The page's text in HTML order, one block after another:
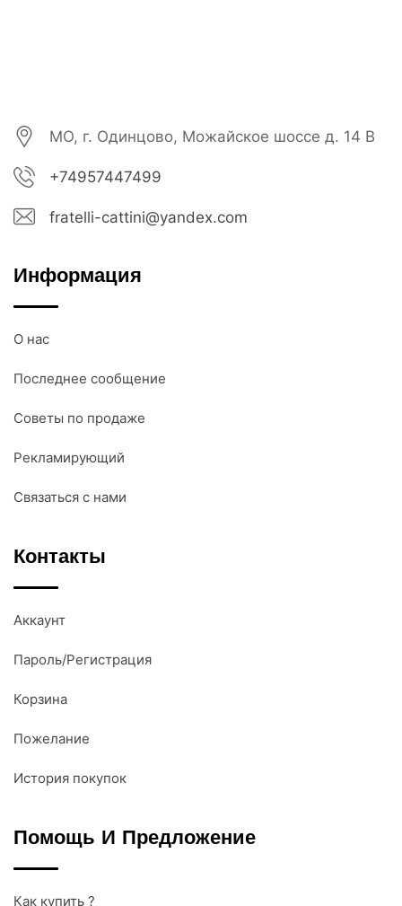
МО, г. Одинцово, Можайское шоссе д. 14 В
+74957447499
fratelli-cattini@yandex.com
Информация
О нас
Последнее сообщение
Советы по продаже
Рекламирующий
Связаться с нами
Контакты
Аккаунт
Пароль/Регистрация
Корзина
Пожелание
История покупок
Помощь И Предложение
Как купить ?